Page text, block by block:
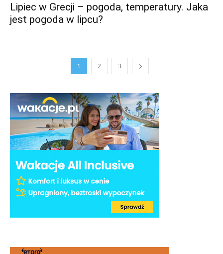
Lipiec w Grecji – pogoda, temperatury. Jaka
jest pogoda w lipcu?
1 2 3